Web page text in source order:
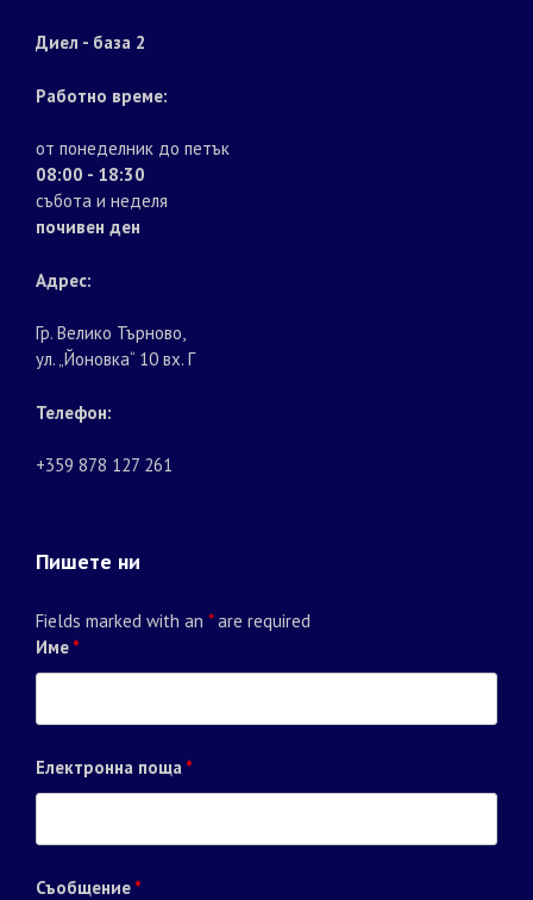
Диел - база 2
Работно време:
от понеделник до петък
08:00 - 18:30
събота и неделя
почивен ден
Адрес:
Гр. Велико Търново,
ул. „Йоновка“ 10 вх. Г
Телефон:
+359 878 127 261
Пишете ни
Fields marked with an *are required
Име *
Електронна поща *
Съобщение *